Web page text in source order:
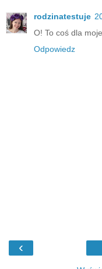
rodzinatestuje
O! To coś dla
Odpowiedz
‹